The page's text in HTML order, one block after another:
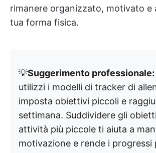
rimanere organizzato, motivato e
tua forma fisica.
💡Suggerimento professionale:
utilizzi i modelli di tracker di
imposta obiettivi piccoli e
settimana. Suddividere gli
attività più piccole ti aiuta a
motivazione e rende i progressi